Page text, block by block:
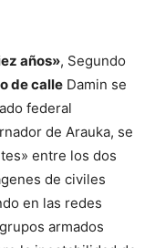
años», Segundo
de calle Damin se
federal
de Arauka, se
entre los dos
de civiles
en las redes
armados